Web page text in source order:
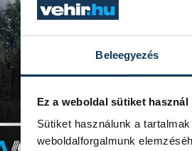
Beleegyezés
Ez a weboldal sütiket használ
Sütiket használunk a
weboldalforgalmunk